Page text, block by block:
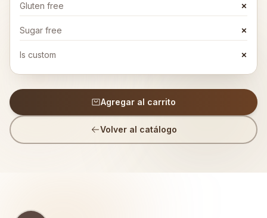
Gluten free ✗
Sugar free ✗
Is custom ✗
Agregar al carrito
Volver al catálogo